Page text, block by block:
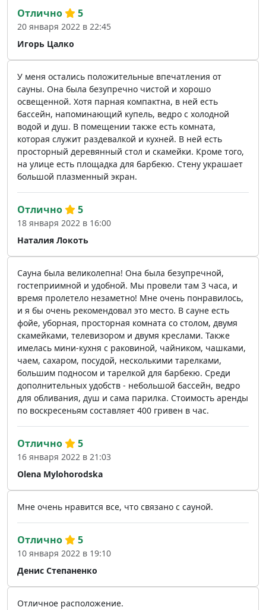
Игорь Цалко
Отлично 5
20 января 2022 в 22:45
У меня остались положительные впечатления от
сауны. Она была безупречно чистой и хорошо
освещенной. Хотя парная компактна, в ней есть
бассейн, напоминающий купель, ведро с холодной
водой и душ. В помещении также есть комната,
которая служит раздевалкой и кухней. В ней есть
просторный деревянный стол и скамейки. Кроме того,
на улице есть площадка для барбекю. Стену украшает
большой плазменный экран.
Наталия Локоть
Отлично 5
18 января 2022 в 16:00
Сауна была великолепна! Она была безупречной,
гостеприимной и удобной. Мы провели там 3 часа, и
время пролетело незаметно! Мне очень понравилось,
и я бы очень рекомендовал это место. В сауне есть
фойе, уборная, просторная комната со столом, двумя
скамейками, телевизором и двумя креслами. Также
имелась мини-кухня с раковиной, чайником, чашками,
чаем, сахаром, посудой, несколькими тарелками,
большим подносом и тарелкой для барбекю. Среди
дополнительных удобств - небольшой бассейн, ведро
для обливания, душ и сама парилка. Стоимость аренды
по воскресеньям составляет 400 гривен в час.
Olena Mylohorodska
Отлично 5
16 января 2022 в 21:03
Мне очень нравится все, что связано с сауной.
Денис Степаненко
Отлично 5
10 января 2022 в 19:10
Отличное расположение.